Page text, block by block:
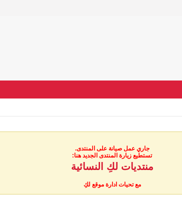
جاري عمل صيانة على المنتدى.
تستطيع زيارة المنتدى الجديد هنا:
منتديات لكِ النسائية
مع تحيات ادارة موقع لكِ